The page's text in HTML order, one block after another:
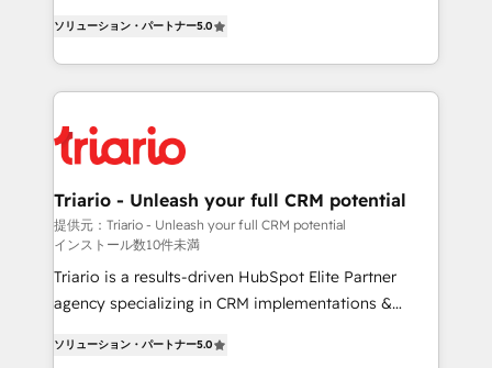
detailed financial rationale with a focus on ROI and
TCO. As a trusted extension of your team, we
believe in the power of partnership. Together, we
business up for long-term success. Unlock your
business. If not now, when?
Frog is a top, trusted partner in HubSpot's
ecosystem for a reason. Their team brings over a
decade of experience to the table, along with deep
for driving growth. They are committed to helping
our customers grow and finding solutions that fit
their unique business needs. We are thrilled to have
Blue Frog in the HubSpot ecosystem leading the
way for customers!" - Yamini Rangan, CEO of
HubSpot “Our experience with the team at Blue Frog
has been nothing short of extraordinary. Their years
them a trusted reputation within the HubSpot
ソリューション・パートナー5.0
Triario - Unleash your full CRM potential
提供元：Triario - Unleash your full CRM potential
インストール数10件未満
Triario is a results-driven HubSpot Elite Partner
agency specializing in CRM implementations &
Integrations, Custom AI agents and AI-ready Website
ソリューション・パートナー5.0